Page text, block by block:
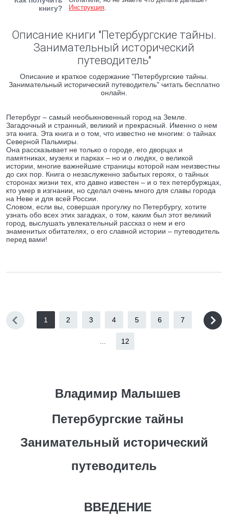
книгу?
Инструкция.
Описание книги "Петербургские тайны.
Занимательный исторический
путеводитель"
Описание и краткое содержание "Петербургские тайны.
Занимательный исторический путеводитель" читать бесплатно
онлайн.
Петербург – самый необыкновенный город на Земле.
Загадочный и странный, великий и прекрасный. Именно о нем
эта книга. Эта книга и о том, что известно не многим: о тайнах
Северной Пальмиры.
Она рассказывает не только о городе, его дворцах и
памятниках, музеях и парках – но и о людях, о великой
истории, многие важнейшие страницы которой нам неизвестны
до сих пор. Книга о незаслуженно забытых героях, о тайных
сторонах жизни тех, кто давно известен – и о тех петербуржцах,
кто умер в изгнании, но сделал очень много для славы города
на Неве и для всей России.
Словом, если вы, совершая прогулку по Петербургу, хотите
узнать обо всех этих загадках, о том, каким был этот великий
город, выслушать увлекательный рассказ о нем и его
знаменитых обитателях, о его славной истории – путеводитель
перед вами!
1 2 3 4 5 6 7
12
Владимир Малышев
Петербургские тайны
Занимательный исторический
путеводитель
ВВЕДЕНИЕ